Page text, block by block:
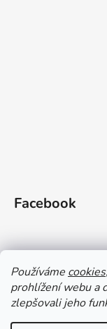
Používáme cookies
prohlížení webu a
zlepšovali jeho
Facebook
Doprava a
Zásady